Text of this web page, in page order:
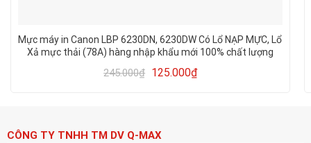
Mực máy in Canon LBP 6230DN, 6230DW Có Lổ NẠP MỰC, Lổ
Xả mực thải (78A) hàng nhập khẩu mới 100% chất lượng
245.000₫ 125.000₫
CÔNG TY TNHH TM DV Q-MAX